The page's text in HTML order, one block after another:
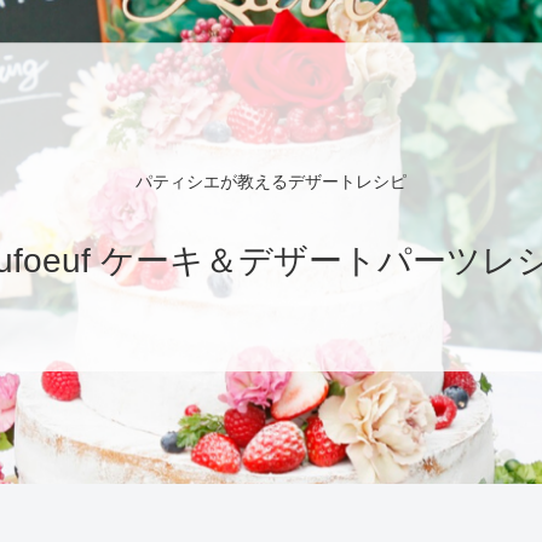
パティシエが教えるデザートレシピ
ケーキ＆デザートパーツレ